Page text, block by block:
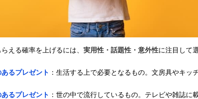
える確率を上げるには、 実用性・話題性・意外性に注目して
るプレゼント ：生活する上で必要となるもの。文房具やキッ
るプレゼント ：世の中で流行しているもの。テレビや雑誌に